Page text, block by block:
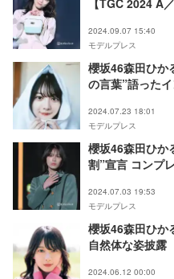
2024.09.07 15:40
モデルプレス
櫻坂46森田ひか
の言葉”語った
2024.07.23 18:01
モデルプレス
櫻坂46森田ひか
割”宣言 コンプ
2024.07.03 19:53
モデルプレス
櫻坂46森田ひか
自然体な姿披露
2024.06.12 00:00